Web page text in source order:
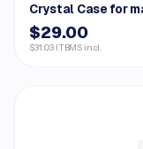
Crystal Case for
$29.00
$31.03 ITBMS incl.